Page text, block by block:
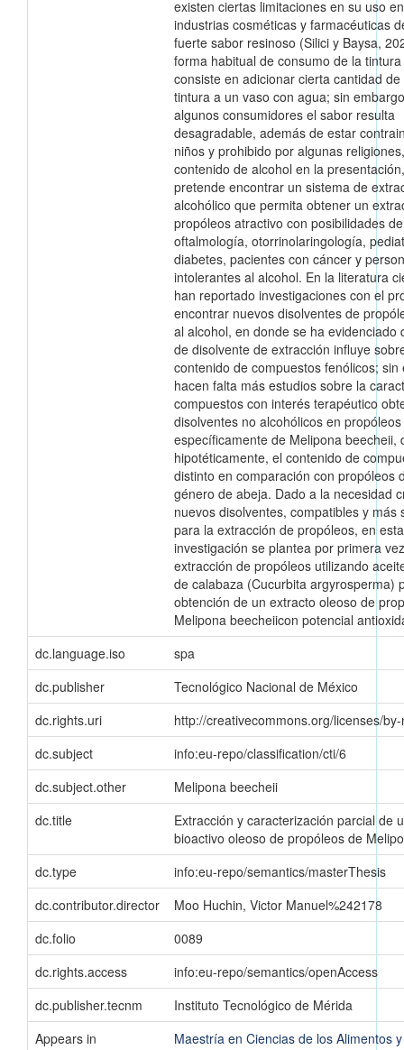
existen ciertas limitaciones en su uso
industrias cosméticas y farmacéuticas
fuerte sabor resinoso (Silici y Baysa,
forma habitual de consumo de la
consiste en adicionar cierta cantidad
tintura a un vaso con agua; sin
algunos consumidores el sabor resulta
desagradable, además de estar
niños y prohibido por algunas
contenido de alcohol en la
pretende encontrar un sistema de
alcohólico que permita obtener un
propóleos atractivo con posibilidades
oftalmología, otorrinolaringología,
diabetes, pacientes con cáncer y
intolerantes al alcohol. En la literatura
han reportado investigaciones con el
encontrar nuevos disolventes de
al alcohol, en donde se ha evidenciado
de disolvente de extracción influye
contenido de compuestos fenólicos; sin
hacen falta más estudios sobre la
compuestos con interés terapéutico
disolventes no alcohólicos en
específicamente de Melipona beecheii,
hipotéticamente, el contenido de
distinto en comparación con propóleos
género de abeja. Dado a la necesidad
nuevos disolventes, compatibles y más
para la extracción de propóleos, en esta
investigación se plantea por primera
extracción de propóleos utilizando
de calabaza (Cucurbita argyrosperma)
obtención de un extracto oleoso de
Melipona beecheiicon potencial
dc.language.iso
spa
dc.publisher
Tecnológico Nacional de México
dc.rights.uri
http://creativecommons.org/licenses/
dc.subject
info:eu-repo/classification/cti/6
dc.subject.other
Melipona beecheii
dc.title
Extracción y caracterización parcial de
bioactivo oleoso de propóleos de
dc.type
info:eu-repo/semantics/masterThesis
dc.contributor.director
Moo Huchin, Victor Manuel%242178
dc.folio
0089
dc.rights.access
info:eu-repo/semantics/openAccess
dc.publisher.tecnm
Instituto Tecnológico de Mérida
Appears in
Maestría en Ciencias de los Alimentos